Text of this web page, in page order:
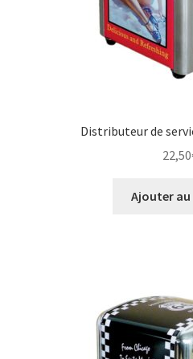
Distributeur de
22,50
Ajouter